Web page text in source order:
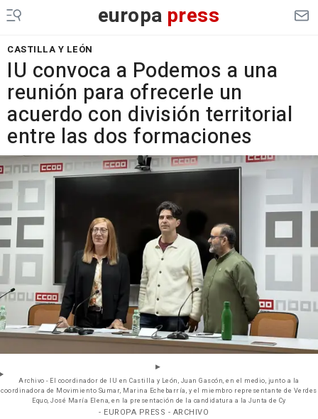
europa press
CASTILLA Y LEÓN
IU convoca a Podemos a una
reunión para ofrecerle un
acuerdo con división territorial
entre las dos formaciones
Archivo - El coordinador de IU en Castilla y León, Juan Gascón, en el medio, junto a la
coordinadora de Movimiento Sumar, Marina Echebarría, y el miembro representante de Verdes
Equo, José María Elena, en la presentación de la candidatura a la Junta de Cy
- EUROPA PRESS - ARCHIVO